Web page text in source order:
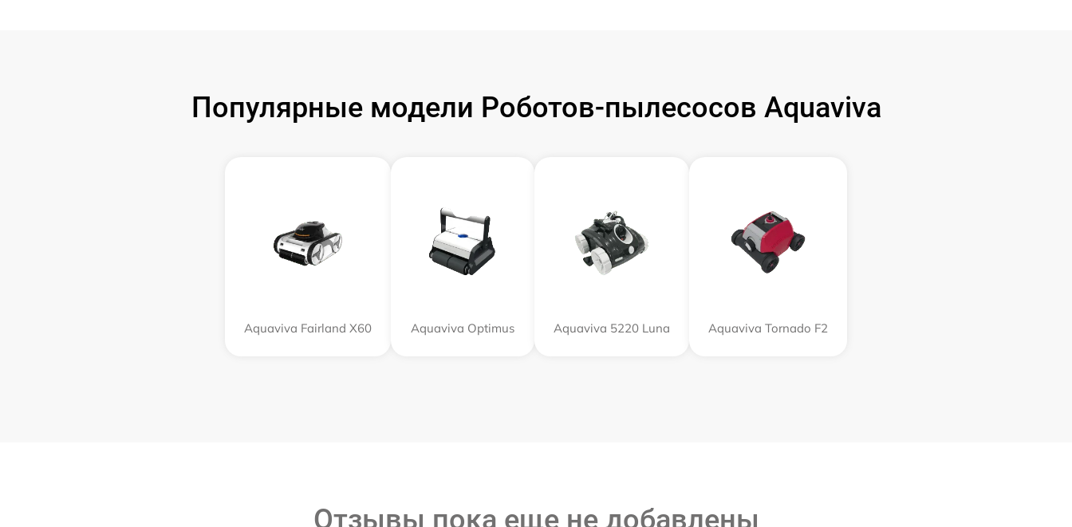
Популярные модели Роботов-пылесосов Aquaviva
Aquaviva Fairland X60 Aquaviva Optimus Aquaviva 5220 Luna Aquaviva Tornado F2
Отзывы пока еще не добавлены